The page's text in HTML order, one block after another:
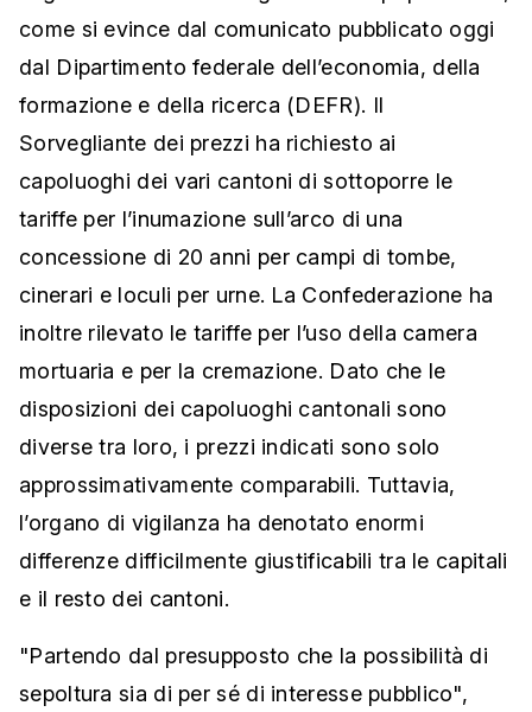
come si evince dal comunicato pubblicato oggi
dal Dipartimento federale dell’economia, della
formazione e della ricerca (DEFR). Il
Sorvegliante dei prezzi ha richiesto ai
capoluoghi dei vari cantoni di sottoporre le
tariffe per l’inumazione sull’arco di una
concessione di 20 anni per campi di tombe,
cinerari e loculi per urne. La Confederazione ha
inoltre rilevato le tariffe per l’uso della camera
mortuaria e per la cremazione. Dato che le
disposizioni dei capoluoghi cantonali sono
diverse tra loro, i prezzi indicati sono solo
approssimativamente comparabili. Tuttavia,
l’organo di vigilanza ha denotato enormi
differenze difficilmente giustificabili tra le capitali
e il resto dei cantoni.
"Partendo dal presupposto che la possibilità di
sepoltura sia di per sé di interesse pubblico",